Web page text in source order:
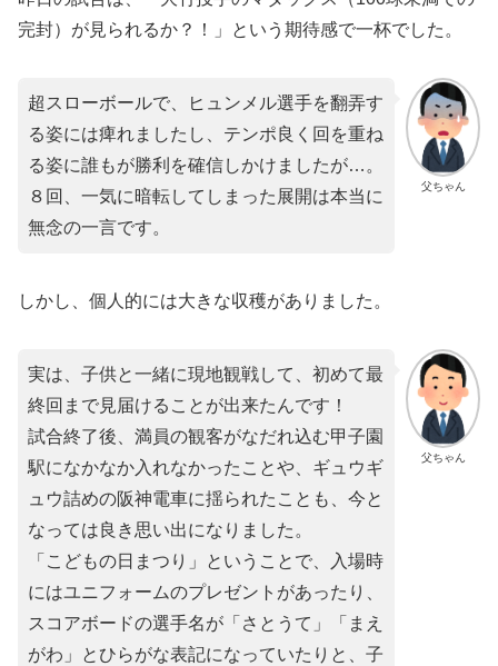
完封）が見られるか？！」という期待感で一杯でした。
父ちゃん
超スローボールで、ヒュンメル選手を翻弄す
る姿には痺れましたし、テンポ良く回を重ね
る姿に誰もが勝利を確信しかけましたが…。
８回、一気に暗転してしまった展開は本当に
無念の一言です。
しかし、個人的には大きな収穫がありました。
父ちゃん
実は、子供と一緒に現地観戦して、初めて最
終回まで見届けることが出来たんです！
試合終了後、満員の観客がなだれ込む甲子園
駅になかなか入れなかったことや、ギュウギ
ュウ詰めの阪神電車に揺られたことも、今と
なっては良き思い出になりました。
「こどもの日まつり」ということで、入場時
にはユニフォームのプレゼントがあったり、
スコアボードの選手名が「さとうて」「まえ
がわ」とひらがな表記になっていたりと、子